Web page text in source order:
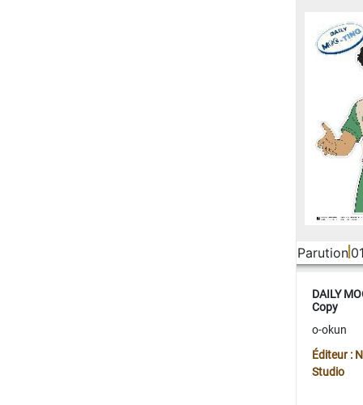
Parution
DAILY
Copy
o-okun
Éditeur :
Studio